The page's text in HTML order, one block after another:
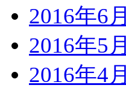
2016年6月
2016年5月
2016年4月